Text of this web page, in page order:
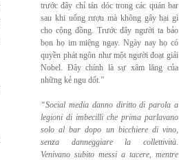
trước đây chỉ tán dóc trong các quán bar
sau khi uống rượu mà không gây hại gì
cho cộng đồng. Trước đây người ta bảo
bọn họ im miệng ngay. Ngày nay họ có
quyền phát ngôn như một người đoạt giải
Nobel. Đây chính là sự xâm lăng của
những kẻ ngu dốt.”
“Social media danno diritto di parola a
legioni di imbecilli che prima parlavano
solo albar dopo un bicchiere di vino,
senza danneggiare la collettività.
Venivano subito messi a tacere, mentre